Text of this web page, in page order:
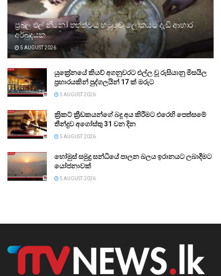
ප්‍රබල එල් නීනෝ තත්ත්වය හමුවේ ලෝකයට දැඩි ආහාර
අර්බුදයක
5 AUGUST 2026
යුක්‍රේනයේ කියව් අගනුවරට එල්ල වූ රුසියානු මිසයිල
ප්‍රහාරයකින් පුද්ගලයින් 17 ක් මරුට
5 AUGUST 2026
ක්‍රිකට් ක්‍රීඩකයන්ගේ බදු අය කිරීමට එරෙහි පෙත්සමේ
තීන්දුව අගෝස්තු 31 වන දින
5 AUGUST 2026
හෝමුස් සමුද්‍ර සන්ධියේ පාලන බලය ඉරානයට ලබාදීමට
යෝජනාවක්
5 AUGUST 2026